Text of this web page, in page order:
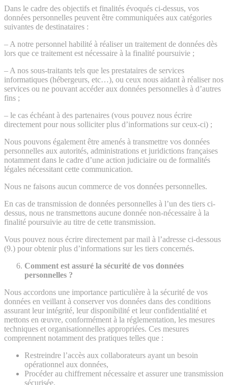
Dans le cadre des objectifs et finalités évoqués ci-dessus, vos
données personnelles peuvent être communiquées aux catégories
suivantes de destinataires :
– A notre personnel habilité à réaliser un traitement de données dès
lors que ce traitement est nécessaire à la finalité poursuivie ;
– A nos sous-traitants tels que les prestataires de services
informatiques (hébergeurs, etc…), ou ceux nous aidant à réaliser nos
services ou ne pouvant accéder aux données personnelles à d’autres
fins ;
– le cas échéant à des partenaires (vous pouvez nous écrire
directement pour nous solliciter plus d’informations sur ceux-ci) ;
Nous pouvons également être amenés à transmettre vos données
personnelles aux autorités, administrations et juridictions françaises
notamment dans le cadre d’une action judiciaire ou de formalités
légales nécessitant cette communication.
Nous ne faisons aucun commerce de vos données personnelles.
En cas de transmission de données personnelles à l’un des tiers ci-
dessus, nous ne transmettons aucune donnée non-nécessaire à la
finalité poursuivie au titre de cette transmission.
Vous pouvez nous écrire directement par mail à l’adresse ci-dessous
(9.) pour obtenir plus d’informations sur les tiers concernés.
Comment est assuré la sécurité de vos données
personnelles ?
Nous accordons une importance particulière à la sécurité de vos
données en veillant à conserver vos données dans des conditions
assurant leur intégrité, leur disponibilité et leur confidentialité et
mettons en œuvre, conformément à la réglementation, les mesures
techniques et organisationnelles appropriées. Ces mesures
comprennent notamment des pratiques telles que :
Restreindre l’accès aux collaborateurs ayant un besoin
opérationnel aux données,
Procéder au chiffrement nécessaire et assurer une transmission
sécurisée,